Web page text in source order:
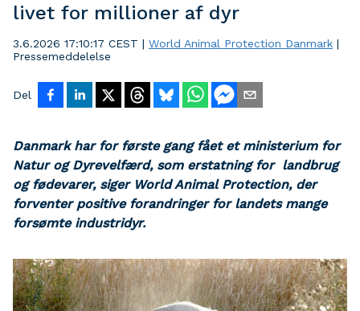
livet for millioner af dyr
3.6.2026 17:10:17 CEST | World Animal Protection Danmark |
Pressemeddelelse
Del
Danmark har for første gang fået et ministerium for
Natur og Dyrevelfærd, som erstatning for landbrug
og fødevarer, siger World Animal Protection, der
forventer positive forandringer for landets mange
forsømte industridyr.